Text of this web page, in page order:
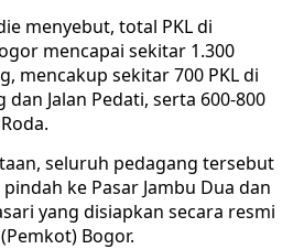
menyebut, total PKL di
mencapai sekitar 1.300
mencakup sekitar 700 PKL di
dan Jalan Pedati, serta 600-800
seluruh pedagang tersebut
ke Pasar Jambu Dua dan
yang disiapkan secara resmi
Bogor.